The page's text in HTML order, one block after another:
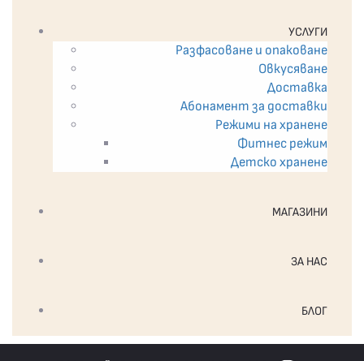
УСЛУГИ
Разфасоване и опаковане
Овкусяване
Доставка
Абонамент за доставки
Режими на хранене
Фитнес режим
Детско хранене
МАГАЗИНИ
ЗА НАС
БЛОГ